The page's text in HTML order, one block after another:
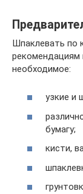
Шпаклевать по
рекомендациям
необходимое:
узкие и
бумагу;
кисти,